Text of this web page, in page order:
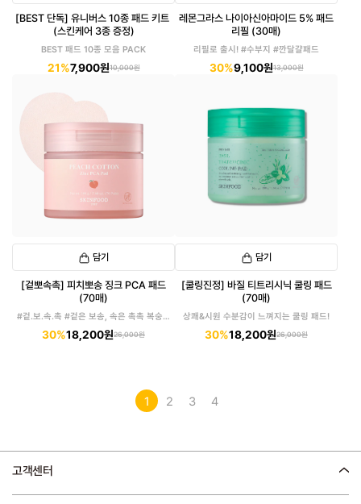
[BEST 단독] 유니버스 10종 패드 키트
(스킨케어 3종 증정)
BEST 패드 10종 모음 PACK
21%7,900원10,000원
레몬그라스 나이아신아마이드 5% 패드
리필 (30매)
리필로 출시! #수부지 #깐달걀패드
30%9,100원13,000원
담기
[겉뽀속촉] 피치뽀송 징크 PCA 패드
(70매)
#겉.보.속.촉 #겉은 보송, 속은 촉촉 복숭아
30%18,200원26,000원
담기
[쿨링진정] 바질 티트리시닉 쿨링 패드
(70매)
상쾌&시원 수분감이 느껴지는 쿨링 패드!
30%18,200원26,000원
1 2 3 4
고객센터